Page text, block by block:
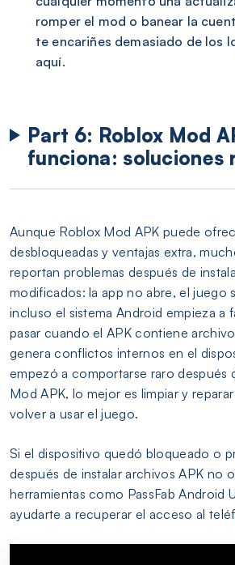
romper el mod o banear la
te encariñes demasiado de los
aquí.
Part 6: Roblox Mod
funciona: soluciones
Aunque Roblox Mod APK puede
desbloqueadas y ventajas extra,
reportan problemas después de
modificados: la app no abre, el juego
incluso el sistema Android empieza a
pasar cuando el APK contiene
genera conflictos internos en el
empezó a comportarse raro después
Mod APK, lo mejor es limpiar y
volver a usar el juego.
Si el dispositivo quedó bloqueado o
después de instalar archivos APK no
herramientas como PassFab Android
ayudarte a recuperar el acceso al